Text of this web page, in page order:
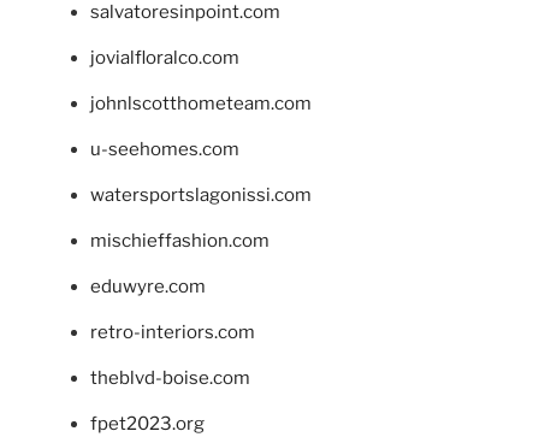
salvatoresinpoint.com
jovialfloralco.com
johnlscotthometeam.com
u-seehomes.com
watersportslagonissi.com
mischieffashion.com
eduwyre.com
retro-interiors.com
theblvd-boise.com
fpet2023.org